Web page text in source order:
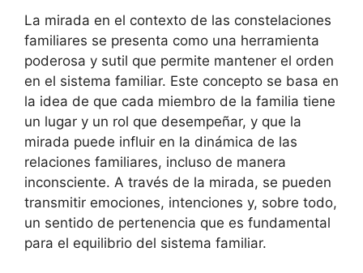
La mirada en el contexto de las constelaciones
familiares se presenta como una herramienta
poderosa y sutil que permite mantener el orden
en el sistema familiar. Este concepto se basa en
la idea de que cada miembro de la familia tiene
un lugar y un rol que desempeñar, y que la
mirada puede influir en la dinámica de las
relaciones familiares, incluso de manera
inconsciente. A través de la mirada, se pueden
transmitir emociones, intenciones y, sobre todo,
un sentido de pertenencia que es fundamental
para el equilibrio del sistema familiar.